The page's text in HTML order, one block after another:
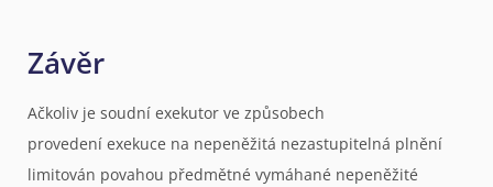
Závěr
Ačkoliv je soudní exekutor ve způsobech
provedení exekuce na nepeněžitá nezastupitelná plnění
limitován povahou předmětné vymáhané nepeněžité